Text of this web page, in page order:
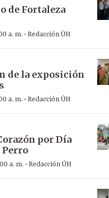
de Fortaleza
a. m. · Redacción ÚH
de la exposición
a. m. · Redacción ÚH
por Día
a. m. · Redacción ÚH